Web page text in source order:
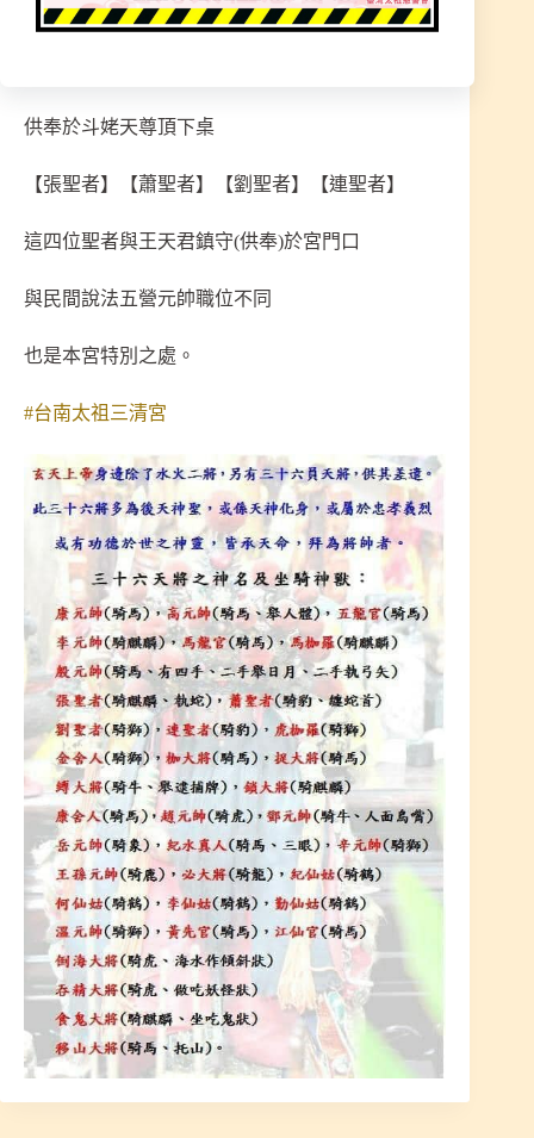
為三十六天將之一員
供奉於斗姥天尊頂下桌
【張聖者】【蕭聖者】【劉聖者】【連聖者】
這四位聖者與王天君鎮守(供奉)於宮門口
與民間說法五營元帥職位不同
也是本宮特別之處。
#台南太祖三清宮